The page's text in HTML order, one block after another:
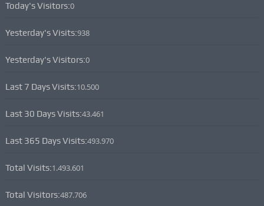
Today's Visitors:0
Yesterday's Visits:938
Yesterday's Visitors:0
Last 7 Days Visits:10.500
Last 30 Days Visits:43.461
Last 365 Days Visits:493.970
Total Visits:1.493.601
Total Visitors:487.706